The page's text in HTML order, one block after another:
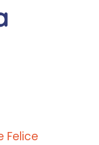
Felice